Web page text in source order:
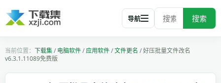
搜索
导航
下载集/电脑软件/应用软件/文件更名 /好压批量文件改名
v6.3.1.11089免费版